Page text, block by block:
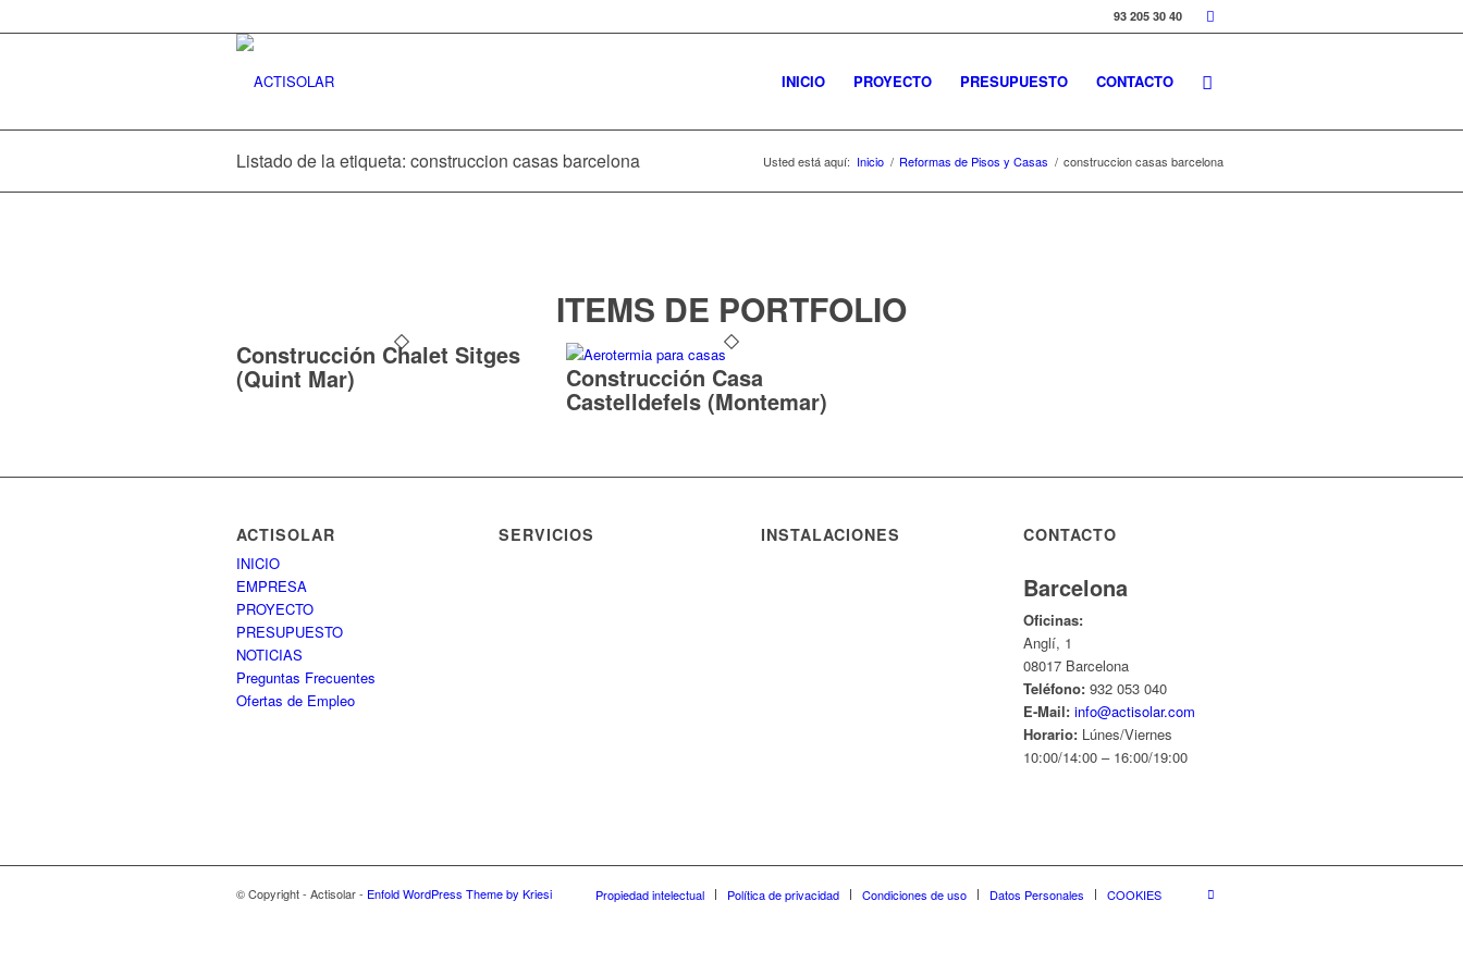
93 205 30 40
INICIO PROYECTO PRESUPUESTO CONTACTO
Listado de la etiqueta: construccion casas barcelona Usted está aquí: Inicio / Reformas de Pisos y Casas / construccion casas barcelona
ITEMS DE PORTFOLIO
Construcción Chalet Sitges
(Quint Mar) Construcción Casa
Castelldefels (Montemar)
ACTISOLAR
INICIO
EMPRESA
PROYECTO
PRESUPUESTO
NOTICIAS
Preguntas Frecuentes
Ofertas de Empleo
SERVICIOS INSTALACIONES CONTACTO
Barcelona
Oficinas:
Anglí, 1
08017 Barcelona
Teléfono: 932 053 040
E-Mail: info@actisolar.com
Horario: Lúnes/Viernes
10:00/14:00 – 16:00/19:00
© Copyright - Actisolar - Enfold WordPress Theme by Kriesi Propiedad intelectual Política de privacidad Condiciones de uso Datos Personales COOKIES